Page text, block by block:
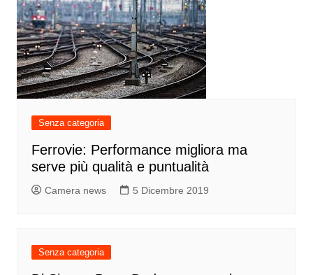
Senza categoria
Ferrovie: Performance migliora ma
serve più qualità e puntualità
Camera news 5 Dicembre 2019
Senza categoria